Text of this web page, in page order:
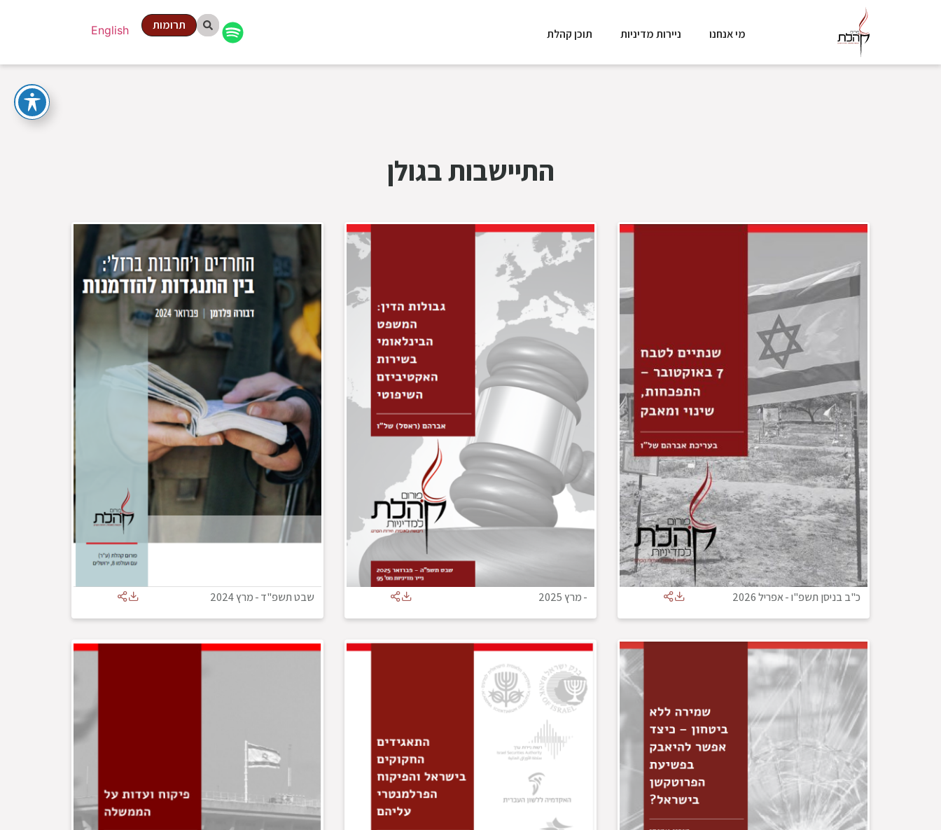
מי אנחנו ניירות מדיניות תוכן קהלת English תרומות
התיישבות בגולן
כ"ב בניסן תשפ"ו-אפריל 2026 -מרץ 2025 שבט תשפ"ד-מרץ 2024